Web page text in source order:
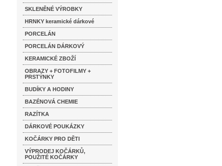
SKLENĚNÉ VÝROBKY
HRNKY keramické dárkové
PORCELÁN
PORCELÁN DÁRKOVÝ
KERAMICKÉ ZBOŽÍ
OBRAZY + FOTOFILMY +
PRSTÝNKY
BUDÍKY A HODINY
BAZÉNOVÁ CHEMIE
RAZÍTKA
DÁRKOVÉ POUKÁZKY
KOČÁRKY PRO DĚTI
VÝPRODEJ KOČÁRKŮ,
POUŽITÉ KOČÁRKY